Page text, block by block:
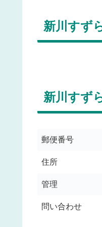
新川すず
新川すず
郵便番号
住所
管理
問い合わせ